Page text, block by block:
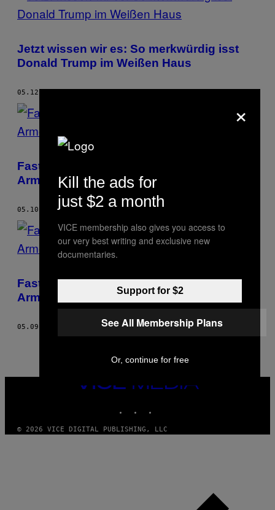
Jetzt wissen wir es: So merkwürdig isst
Donald Trump im Weißen Haus
05.12.17
Fastfood ist in Wahrheit kein
Armeleuteessen
05.10.17 BYALEX SWEDERLOFF
Fast Food ist in Wahrheit kein
Armeleuteessen
05.09.17 ALEX SWEDERLOFF
MEDIA
© 2026 VICE DIGITAL PUBLISHING, LLC
×
Kill the ads for
just $2 a month
VICE membership also gives you access to
our very best writing and exclusive new
documentaries.
Support for $2
See All Membership Plans
Or, continue for free